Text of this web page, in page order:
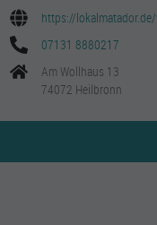
https://
07131 8880217
Am Wollhaus 13
74072 Heilbronn